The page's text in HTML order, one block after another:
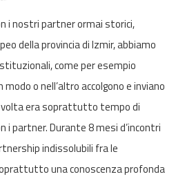
i nostri partner ormai storici,
della provincia di Izmir, abbiamo
come per esempio
o nell’altro accolgono e inviano
era soprattutto tempo di
i partner. Durante 8 mesi d’incontri
indissolubili fra le
una conoscenza profonda